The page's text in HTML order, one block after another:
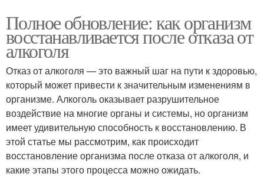
Полное обновление: как организм
восстанавливается после отказа от
алкоголя
Отказ от алкоголя — это важный шаг на пути к здоровью,
который может привести к значительным изменениям в
организме. Алкоголь оказывает разрушительное
воздействие на многие органы и системы, но организм
имеет удивительную способность к восстановлению. В
этой статье мы рассмотрим, как происходит
восстановление организма после отказа от алкоголя, и
какие этапы этого процесса можно ожидать.